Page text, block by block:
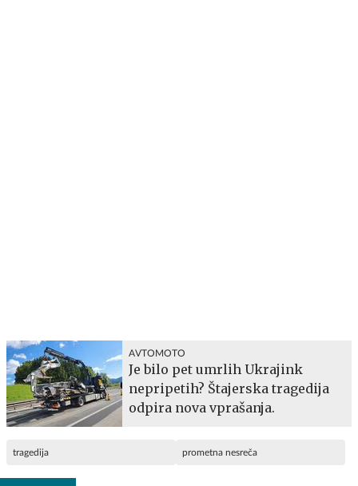
AVTOMOTO
Je bilo pet umrlih Ukrajink
nepripetih? Štajerska tragedija
odpira nova vprašanja.
tragedija prometna nesreča